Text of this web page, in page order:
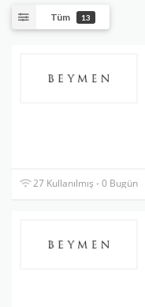
Tüm 13
27 Kullanılmış - 0 Bugün